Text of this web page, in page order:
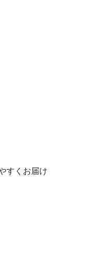
すくお届け